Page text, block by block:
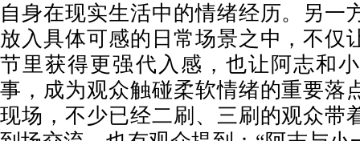
自身在现实生活中的情绪经历。另一
放入具体可感的日常场景之中，不仅
节里获得更强代入感，也让阿志和
事 ，成为观众触碰柔软情绪的重要落
现场，不少已经二刷、三刷的观众带